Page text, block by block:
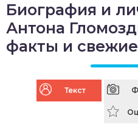
Биография и
Антона
факты и
Текст